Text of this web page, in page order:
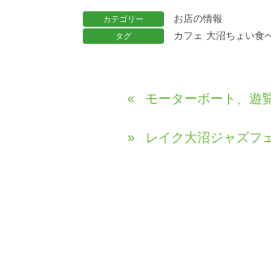
カテゴリー お店の情報
タグ カフェ 大沼ちょい食
モーターボート、遊
レイク大沼ジャズフ